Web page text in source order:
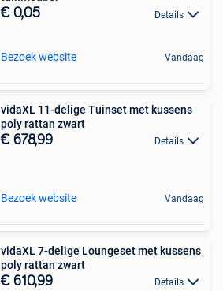
€ 0,05 Details
Bezoek website Vandaag
vidaXL 11-delige Tuinset met kussens
poly rattan zwart
€ 678,99 Details
Bezoek website Vandaag
vidaXL 7-delige Loungeset met kussens
poly rattan zwart
€ 610,99 Details